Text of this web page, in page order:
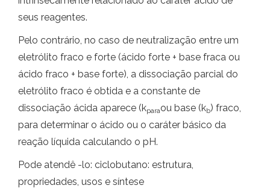
seus reagentes.
Pelo contrário, no caso de neutralização entre um
eletrólito fraco e forte (ácido forte + base fraca ou
ácido fraco + base forte), a dissociação parcial do
eletrólito fraco é obtida e a constante de
dissociação ácida aparece (kparaou base (kb) fraco,
para determinar o ácido ou o caráter básico da
reação líquida calculando o pH.
Pode atendê -lo: ciclobutano: estrutura,
propriedades, usos e síntese